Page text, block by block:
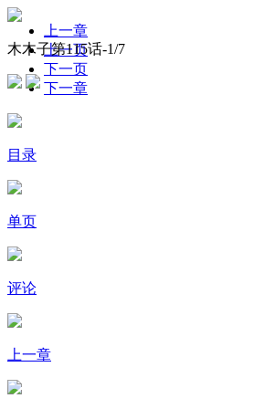
木木子第115话-1/7
上一章
上一页
下一页
下一章
目录
单页
评论
上一章